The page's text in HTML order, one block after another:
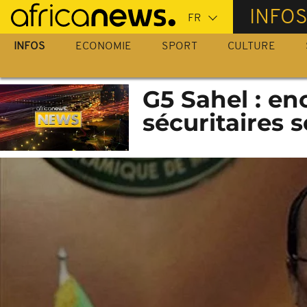
Passer
au
contenu
INFOS
INFOS ECONOMIE SPORT CULTURE
G5 Sahel :
sécuritaires